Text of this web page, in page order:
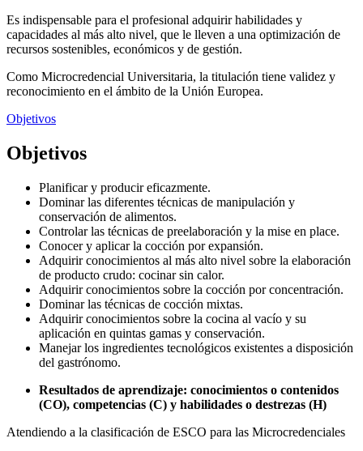
Es indispensable para el profesional adquirir habilidades y
capacidades al más alto nivel, que le lleven a una optimización de
recursos sostenibles, económicos y de gestión.
Como Microcredencial Universitaria, la titulación tiene validez y
reconocimiento en el ámbito de la Unión Europea.
Objetivos
Objetivos
Planificar y producir eficazmente.
Dominar las diferentes técnicas de manipulación y
conservación de alimentos.
Controlar las técnicas de preelaboración y la mise en place.
Conocer y aplicar la cocción por expansión.
Adquirir conocimientos al más alto nivel sobre la elaboración
de producto crudo: cocinar sin calor.
Adquirir conocimientos sobre la cocción por concentración.
Dominar las técnicas de cocción mixtas.
Adquirir conocimientos sobre la cocina al vacío y su
aplicación en quintas gamas y conservación.
Manejar los ingredientes tecnológicos existentes a disposición
del gastrónomo.
Resultados de aprendizaje: conocimientos o contenidos
(CO), competencias (C) y habilidades o destrezas (H)
Atendiendo a la clasificación de ESCO para las Microcredenciales